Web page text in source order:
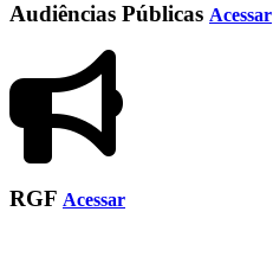
Audiências Públicas Acessar
RGF Acessar